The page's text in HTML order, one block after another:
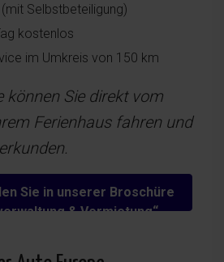
Selbstbeteiligung)
kostenlos
im Umkreis von 150 km
können Sie direkt vom
Ferienhaus fahren und
Sie in unserer Broschüre
& Vermietung“.